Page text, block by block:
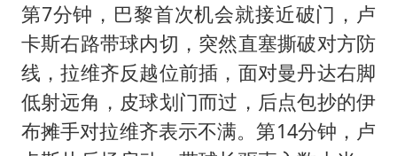
第7分钟，巴黎首次机会就接近破门，卢
卡斯右路带球内切，突然直塞撕破对方防
线，拉维齐反越位前插，面对曼丹达右脚
低射远角，皮球划门而过，后点包抄的伊
布摊手对拉维齐表示不满。第14分钟，卢